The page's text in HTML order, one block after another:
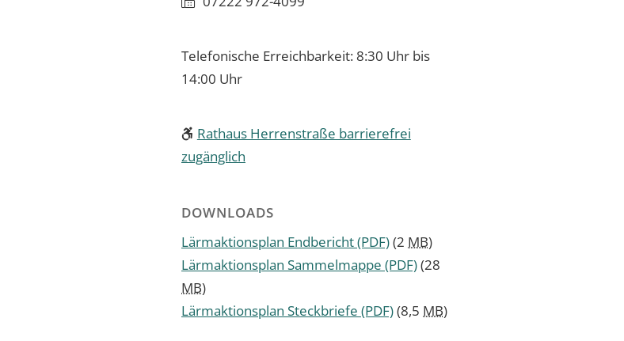
Telefonische Erreichbarkeit: 8:30 Uhr bis
14:00 Uhr
Rathaus Herrenstraße barrierefrei
zugänglich
DOWNLOADS
Lärmaktionsplan Endbericht(PDF)(2 MB)
Lärmaktionsplan Sammelmappe (PDF)(28
MB)
Lärmaktionsplan Steckbriefe (PDF)(8,5 MB)